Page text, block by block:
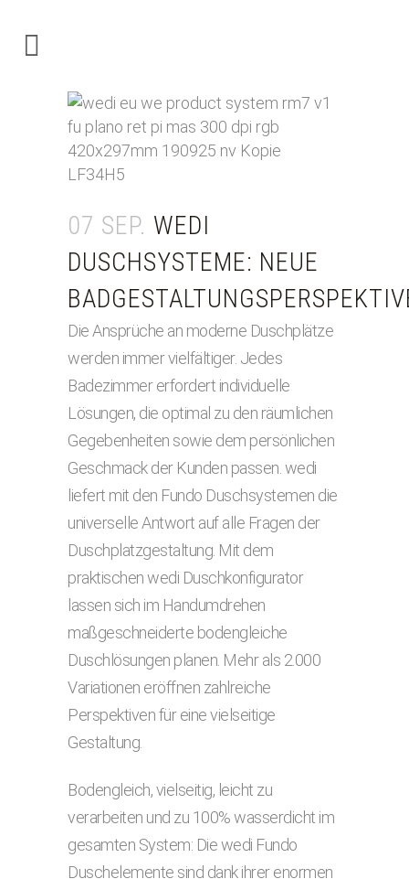
07 SEP. WEDI
DUSCHSYSTEME: NEUE
Die Ansprüche an moderne Duschplätze
werden immer vielfältiger. Jedes
Badezimmer erfordert individuelle
Lösungen, die optimal zu den räumlichen
Gegebenheiten sowie dem persönlichen
Geschmack der Kunden passen. wedi
liefert mit den Fundo Duschsystemen die
universelle Antwort auf alle Fragen der
Duschplatzgestaltung. Mit dem
praktischen wedi Duschkonfigurator
lassen sich im Handumdrehen
maßgeschneiderte bodengleiche
Duschlösungen planen. Mehr als 2.000
Variationen eröffnen zahlreiche
Perspektiven für eine vielseitige
Gestaltung.
Bodengleich, vielseitig, leicht zu
verarbeiten und zu 100% wasserdicht im
gesamten System: Die wedi Fundo
Duschelemente sind dank ihrer enormen